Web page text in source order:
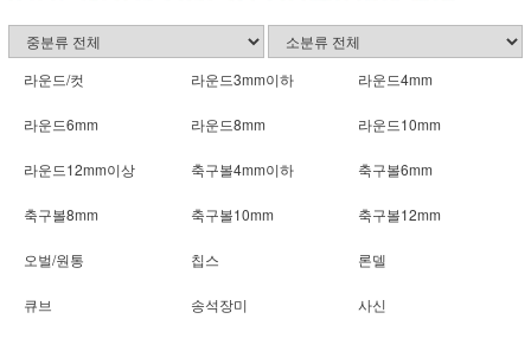
라운드/컷 라운드3mm이하 라운드4mm
라운드6mm 라운드8mm 라운드10mm
라운드12mm이상 축구볼4mm이하 축구볼6mm
축구볼8mm 축구볼10mm 축구볼12mm
오벌/원통 칩스 론델
큐브 송석장미 사신